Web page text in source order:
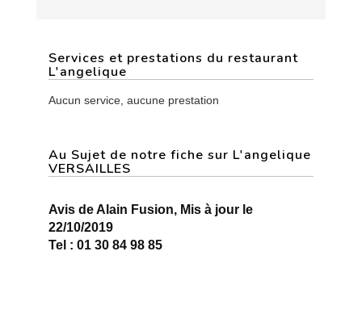
Services et prestations du restaurant
L'angelique
Aucun service, aucune prestation
Au Sujet de notre fiche sur L'angelique
VERSAILLES
Avis de Alain Fusion, Mis à jour le
22/10/2019
Tel : 01 30 84 98 85